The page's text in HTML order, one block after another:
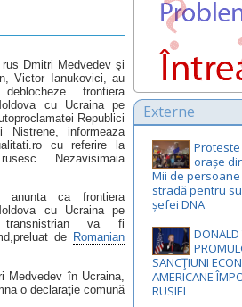
rus Dmitri Medvedev şi
Victor Ianukovici, au
frontiera
cu Ucraina pe
Republici
Nistrene, informeaza
cu referire la
Nezavisimaia
anunta ca frontiera
cu Ucraina pe
transnistrian va fi
de Romanian
Medvedev în Ucraina,
o declaraţie comună
Externe
orașe
Mii de persoane
stradă pentru
șefei DNA
SANCŢIUNI
AMERICANE
RUSIEI